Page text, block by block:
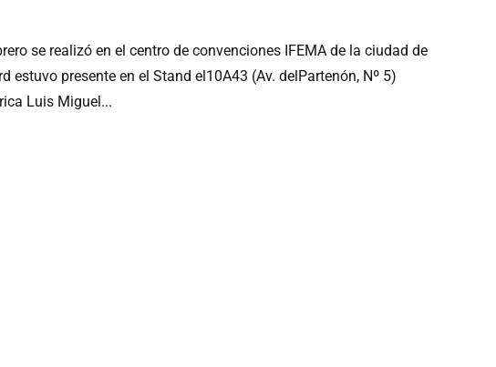
se realizó en el centro de convenciones IFEMA de la ciudad de
estuvo presente en el Stand el10A43 (Av. delPartenón, Nº 5)
Luis Miguel...